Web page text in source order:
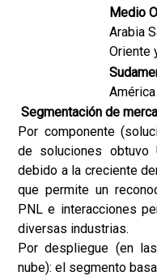
Medio
Arabia
Oriente
Segmentación de
Por componente
de soluciones obtuvo
debido a la creciente
que permite un
PNL e interacciones
diversas industrias.
Por despliegue (en
nube): el segmento